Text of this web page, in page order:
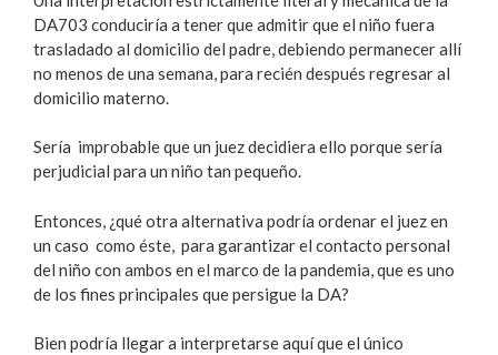
DA703 conduciría a tener que admitir que el niño fuera
trasladado al domicilio del padre, debiendo permanecer allí
no menos de una semana, para recién después regresar al
domicilio materno.
Sería improbable que un juez decidiera ello porque sería
perjudicial para un niño tan pequeño.
Entonces, ¿qué otra alternativa podría ordenar el juez en
un caso como éste, para garantizar el contacto personal
del niño con ambos en el marco de la pandemia, que es uno
de los fines principales que persigue la DA?
Bien podría llegar a interpretarse aquí que el único